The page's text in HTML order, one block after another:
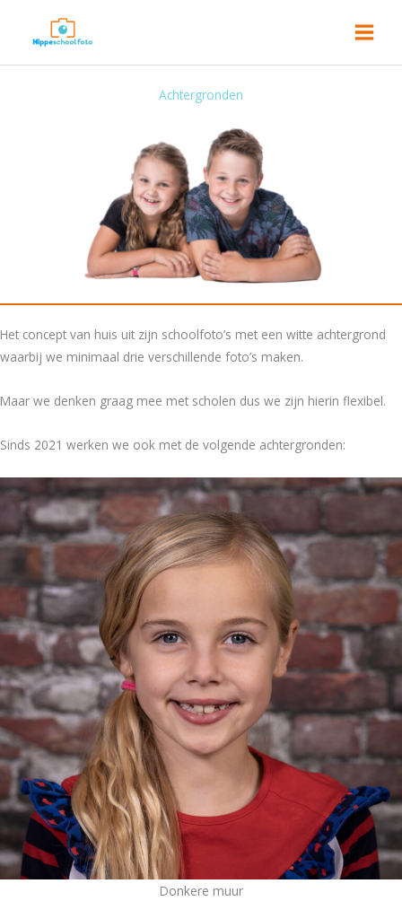
Achtergronden
Het concept van huis uit zijn schoolfoto’s met een witte achtergrond
waarbij we minimaal drie verschillende foto’s maken.
Maar we denken graag mee met scholen dus we zijn hierin flexibel.
Sinds 2021 werken we ook met de volgende achtergronden:
Donkere muur